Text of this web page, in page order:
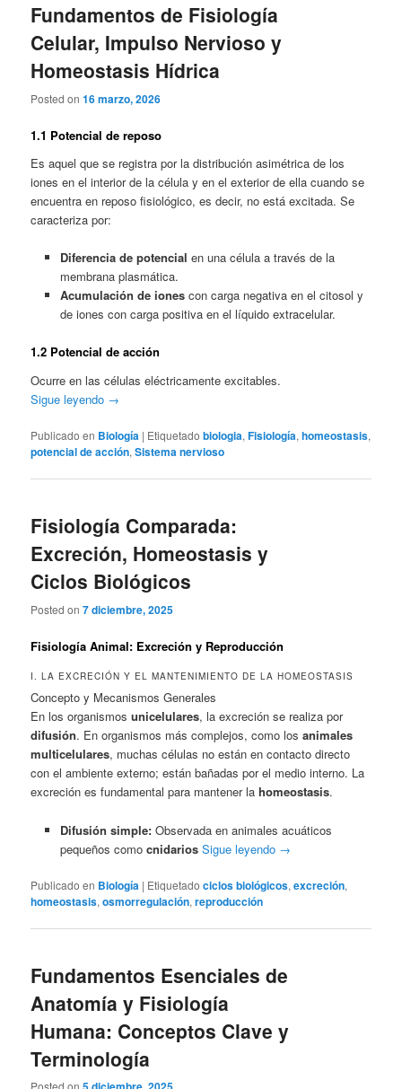
Fundamentos de Fisiología
Celular, Impulso Nervioso y
Homeostasis Hídrica
Posted on16 marzo, 2026
1.1 Potencial de reposo
Es aquel que se registra por la distribución asimétrica de los
iones en el interior de la célula y en el exterior de ella cuando se
encuentra en reposo fisiológico, es decir, no está excitada. Se
caracteriza por:
Diferencia de potencial en una célula a través de la
membrana plasmática.
Acumulación de ionescon carga negativa en el citosol y
de iones con carga positiva en el líquido extracelular.
1.2 Potencial de acción
Ocurre en las células eléctricamente excitables.
Sigue leyendo →
Publicado en Biología | Etiquetado biologia,Fisiología,homeostasis,
potencial de acción,Sistema nervioso
Fisiología Comparada:
Excreción, Homeostasis y
Ciclos Biológicos
Posted on7 diciembre, 2025
Fisiología Animal: Excreción y Reproducción
I. LA EXCRECIÓN Y EL MANTENIMIENTO DE LA HOMEOSTASIS
Concepto y Mecanismos Generales
En los organismosunicelulares, la excreción se realiza por
difusión. En organismos más complejos, como losanimales
multicelulares, muchas células no están en contacto directo
con el ambiente externo; están bañadas por el medio interno. La
excreción es fundamental para mantener lahomeostasis.
Difusión simple:Observada en animales acuáticos
pequeños como cnidarios Sigue leyendo →
Publicado en Biología | Etiquetado ciclos biológicos,excreción,
homeostasis,osmorregulación,reproducción
Fundamentos Esenciales de
Anatomía y Fisiología
Humana: Conceptos Clave y
Terminología